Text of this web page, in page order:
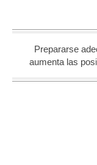
Prepararse
aumenta las